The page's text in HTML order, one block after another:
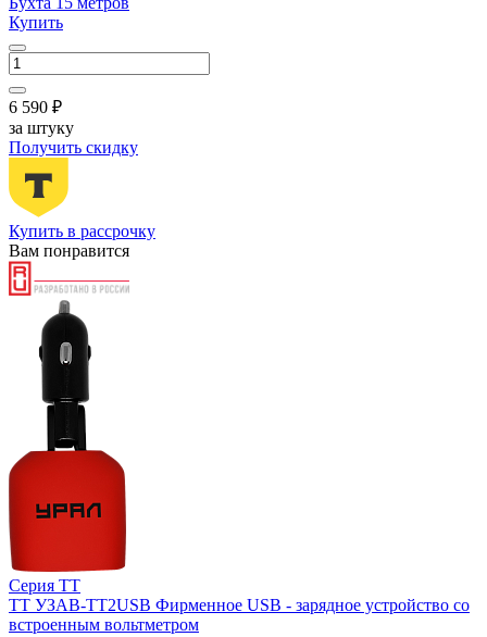
Купить
6 590 ₽
за штуку
Получить скидку
Купить в рассрочку
Вам понравится
Серия ТТ
ТТ УЗАВ-ТТ2USB Фирменное USB - зарядное устройство со
встроенным вольтметром